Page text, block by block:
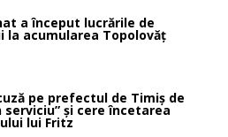
a început lucrările de
la acumularea Topolovăț
pe prefectul de Timiș de
serviciu” și cere încetarea
lui Fritz